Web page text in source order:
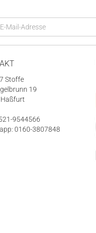
Stoffe
19
9544566
0160-3807848